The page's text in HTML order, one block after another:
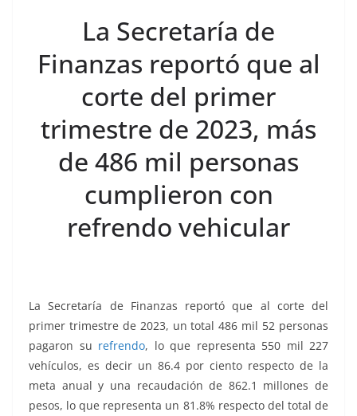
e
b
o
k
itt
er
ai
l
at
s
A
p
p
ss
e
n
g
er
e
gr
a
m
m
p
ar
tir
La Secretaría de
Finanzas reportó que al
corte del primer
trimestre de 2023, más
de 486 mil personas
cumplieron con
refrendo vehicular
La Secretaría de Finanzas reportó que al corte del
primer trimestre de 2023, un total 486 mil 52 personas
pagaron su refrendo, lo que representa 550 mil 227
vehículos, es decir un 86.4 por ciento respecto de la
meta anual y una recaudación de 862.1 millones de
pesos, lo que representa un 81.8% respecto del total de